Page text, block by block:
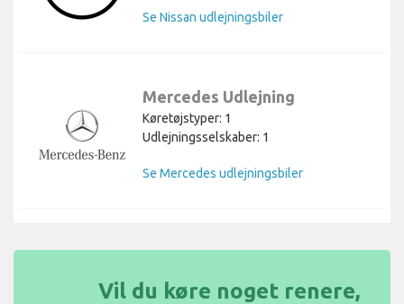
Se Nissan udlejningsbiler
Mercedes Udlejning
Køretøjstyper: 1
Udlejningsselskaber: 1
Se Mercedes udlejningsbiler
Vil du køre noget renere,